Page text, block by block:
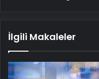
İlgili Makaleler